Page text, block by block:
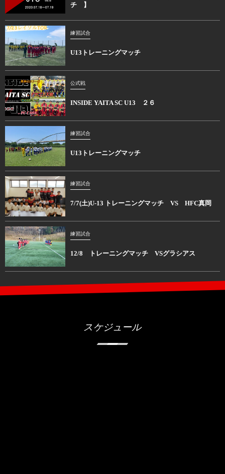
チ 】
練習試合
U13トレーニングマッチ
公式戦
INSIDE YAITA SC U13 ２６
練習試合
U13トレーニングマッチ
練習試合
7/7(土)U-13 トレーニングマッチ VS HFC真岡
練習試合
12/8 トレーニングマッチ VSグラシアス
スケジュール